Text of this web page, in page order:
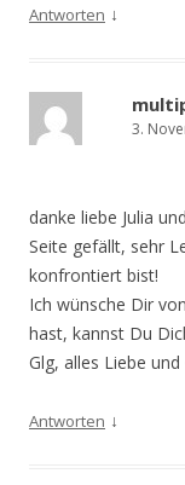
Antworten ↓
3.
danke liebe Julia
Seite gefällt, sehr
konfrontiert bist!
Ich wünsche Dir
hast, kannst Du
Glg, alles Liebe
Antworten ↓